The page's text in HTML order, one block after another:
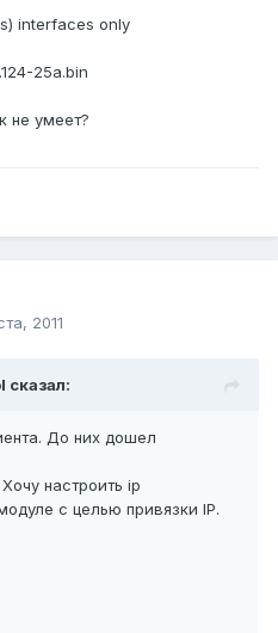
interfaces only
25a.bin
не умеет?
2011
сказал:
До них дошел
настроить ip
с целью привязки IP.